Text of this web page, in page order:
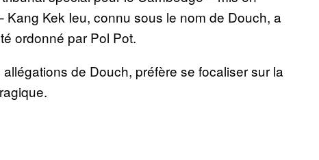
Kang Kek Ieu, connu sous le nom de Douch, a
ordonné par Pol Pot.
de Douch, préfère se focaliser sur la